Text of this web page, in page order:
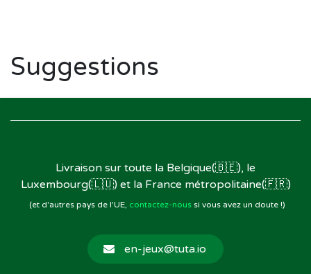
Suggestions
Livraison sur toute la Belgique(🇧🇪), le
Luxembourg(🇱🇺) et la France métropolitaine(🇫🇷)
(et d'autres pays de l'UE, contactez-noussi vous avez un doute !)
en-jeux@tuta.io